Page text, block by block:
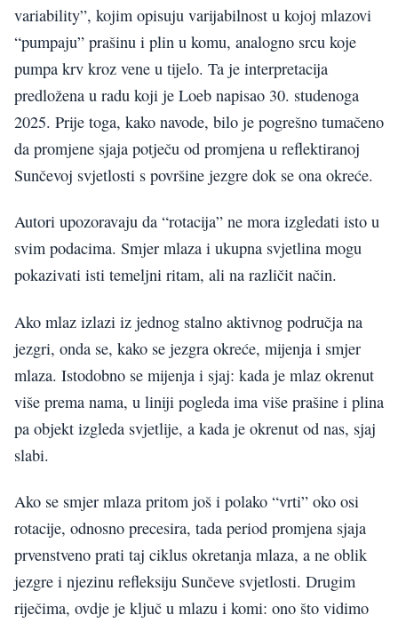
variability”, kojim opisuju varijabilnost u kojoj mlazovi
“pumpaju” prašinu i plin u komu, analogno srcu koje
pumpa krv kroz vene u tijelo. Ta je interpretacija
predložena u radu koji je Loeb napisao 30. studenoga
2025. Prije toga, kako navode, bilo je pogrešno tumačeno
da promjene sjaja potječu od promjena u reflektiranoj
Sunčevoj svjetlosti s površine jezgre dok se ona okreće.
Autori upozoravaju da “rotacija” ne mora izgledati isto u
svim podacima. Smjer mlaza i ukupna svjetlina mogu
pokazivati isti temeljni ritam, ali na različit način.
Ako mlaz izlazi iz jednog stalno aktivnog područja na
jezgri, onda se, kako se jezgra okreće, mijenja i smjer
mlaza. Istodobno se mijenja i sjaj: kada je mlaz okrenut
više prema nama, u liniji pogleda ima više prašine i plina
pa objekt izgleda svjetlije, a kada je okrenut od nas, sjaj
slabi.
Ako se smjer mlaza pritom još i polako “vrti” oko osi
rotacije, odnosno precesira, tada period promjena sjaja
prvenstveno prati taj ciklus okretanja mlaza, a ne oblik
jezgre i njezinu refleksiju Sunčeve svjetlosti. Drugim
riječima, ovdje je ključ u mlazu i komi: ono što vidimo